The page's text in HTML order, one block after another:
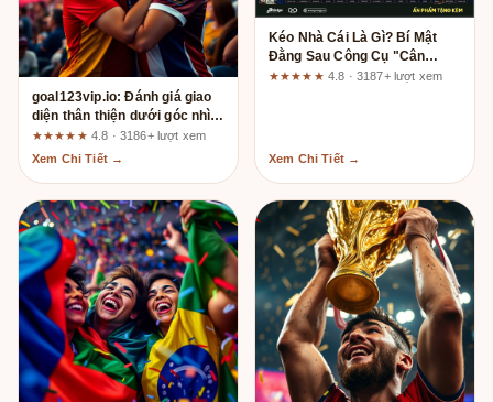
goal123vip.io: Đánh giá giao
diện thân thiện dưới góc nhìn
chuyên gia UX
★★★★★ 4.8 · 3186+ lượt xem
Xem Chi Tiết →
Kéo Nhà Cái Là Gì? Bí Mật
Đằng Sau Công Cụ "Cân
Bằng" Tỷ Lệ Cược
★★★★★ 4.8 · 3187+ lượt xem
Xem Chi Tiết →